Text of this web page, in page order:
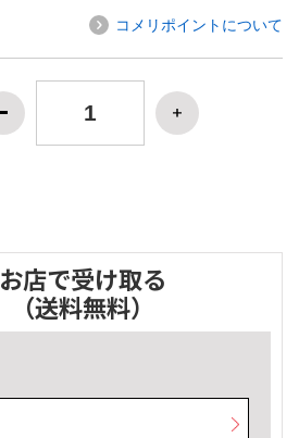
コメリポイントについて
お店で受け取る
（送料無料）